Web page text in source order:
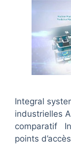
Integral
industrielles
comparatif
points